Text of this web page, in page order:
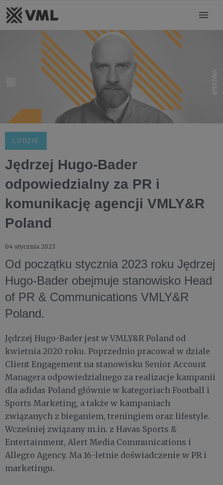
LUDZIE
Jędrzej Hugo-Bader
odpowiedzialny za PR i
komunikację agencji VMLY&R
Poland
04 stycznia 2023
Od początku stycznia 2023 roku Jędrzej
Hugo-Bader obejmuje stanowisko Head
of PR & Communications VMLY&R
Poland.
Jędrzej Hugo-Bader jest w VMLY&R Poland od
kwietnia 2020 roku. Poprzednio pracował w dziale
Client Engagement na stanowisku Senior Account
Managera odpowiedzialnego za realizacje kampanii
dla adidas Poland głównie w kategoriach Football i
Sports Marketing, a także w kampaniach
związanych z bieganiem, treningiem oraz lifestyle.
Wcześniej związany m.in. z Havas Sports &
Entertainment, Alert Media Communications i
Allegro Agency. Ma 16-letnie doświadczenie w PR i
marketingu.